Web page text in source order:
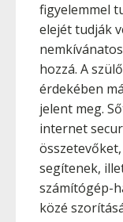
figyelemmel
elejét tudják
hozzá. A
érdekében
jelent meg.
internet
segítenek,
számítógép-
közé